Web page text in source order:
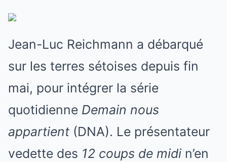
Jean-Luc Reichmann a débarqué
sur les terres sétoises depuis fin
mai, pour intégrer la série
quotidienne Demain nous
appartient (DNA). Le présentateur
vedette des 12 coups de midi n’en